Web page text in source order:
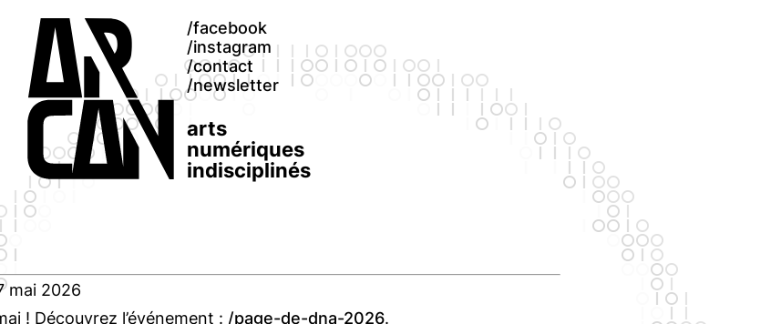
facebook
instagram
contact
newsletter
arts
numériques
indisciplinés
mai 2026
! Découvrez l’événement :
page-de-dna-2026.